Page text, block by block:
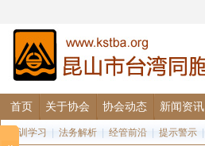
首页 关于协会 协会动态 新闻资讯
培训学习 法务解析 经管前沿 提示警示